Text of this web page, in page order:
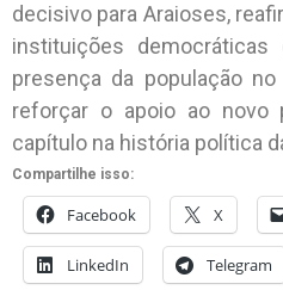
decisivo para Araioses,
instituições
presença da população
reforçar o apoio ao novo
capítulo na história política
Compartilhe isso:
Facebook X
LinkedIn Telegram